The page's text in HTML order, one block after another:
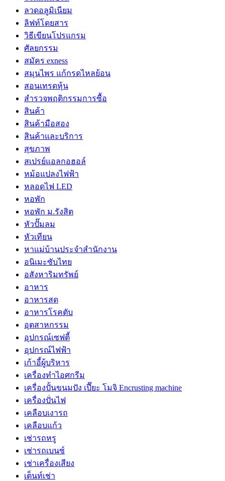
ลวดอลูมิเนียม
ลิฟท์โดยสาร
วิธีเขียนโปรแกรม
ศัลยกรรม
สมัคร exness
สมุนไพร แก้กรดไหลย้อน
สอนเทรดหุ้น
สำรวจพฤติกรรมการซื้อ
สินค้า
สินค้ามือสอง
สินค้าและบริการ
สุขภาพ
สเปรย์แอลกอฮอล์
หม้อแปลงไฟฟ้า
หลอดไฟ LED
หอพัก
หอพัก ม.รังสิต
หัวปั๊มลม
หัวเทียน
หาแม่บ้านประจำสำนักงาน
อนิเมะซับไทย
อสังหาริมทรัพย์
อาหาร
อาหารสด
อาหารโรคตับ
อุตสาหกรรม
อุปกรณ์เซฟตี้
อุปกรณ์ไฟฟ้า
เก้าอี้ผู้บริหาร
เครื่องทำไอศกรีม
เครื่องปั้นขนมปัง เปี๊ยะ โมจิ Encrusting machine
เครื่องปั่นไฟ
เคลือบเงารถ
เคลือบแก้ว
เช่ารถหรู
เช่ารถเบนซ์
เช่าเครื่องเสียง
เต็นท์เช่า